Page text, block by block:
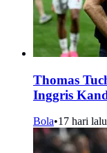
Thomas
Inggris
Bola•17 hari lalu